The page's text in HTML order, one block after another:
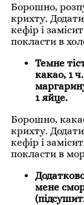
Борошно,
крихту.
кефір і
покласти в
Темне
какао, 1
1 яйце.
Борошно,
крихту.
кефір і
покласти в
мене